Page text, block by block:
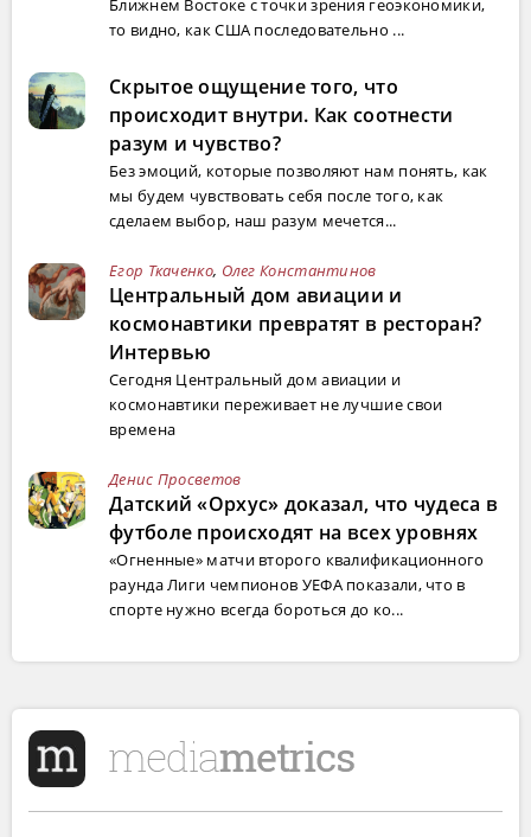
Ближнем Востоке с точки зрения геоэкономики,
то видно, как США последовательно ...
Скрытое ощущение того, что
происходит внутри. Как соотнести
разум и чувство?
Без эмоций, которые позволяют нам понять, как
мы будем чувствовать себя после того, как
сделаем выбор, наш разум мечется...
Егор Ткаченко, Олег Константинов
Центральный дом авиации и
космонавтики превратят в ресторан?
Интервью
Сегодня Центральный дом авиации и
космонавтики переживает не лучшие свои
времена
Денис Просветов
Датский «Орхус» доказал, что чудеса в
футболе происходят на всех уровнях
«Огненные» матчи второго квалификационного
раунда Лиги чемпионов УЕФА показали, что в
спорте нужно всегда бороться до ко...